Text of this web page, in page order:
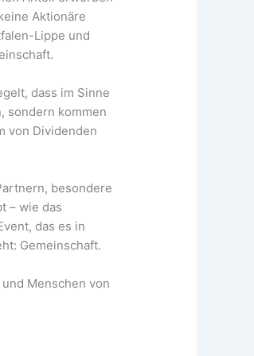
Aktionäre
Lippe und
dass im Sinne
sondern kommen
von Dividenden
besondere
– wie das
das es in
Gemeinschaft.
Menschen von